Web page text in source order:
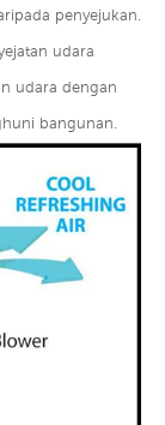
penyejukan.
udara
udara dengan
bangunan.